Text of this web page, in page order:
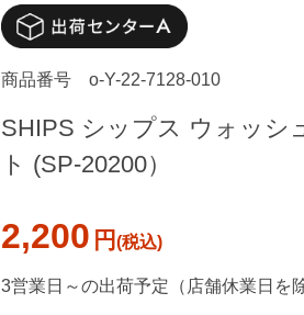
商品番号 o-Y-22-7128-010
SHIPS シップス ウォッシ
ト (SP-20200）
2,200 円
3営業日～の出荷予定（店舗休業日を